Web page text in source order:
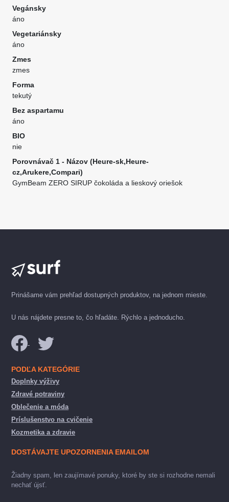
Vegánsky
áno
Vegetariánsky
áno
Zmes
zmes
Forma
tekutý
Bez aspartamu
áno
BIO
nie
Porovnávač 1 - Názov (Heure-sk,Heure-
cz,Arukere,Compari)
GymBeam ZERO SIRUP čokoláda a lieskový oriešok
Prinášame vám prehľad dostupných produktov, na jednom mieste.
U nás nájdete presne to, čo hľadáte. Rýchlo a jednoducho.
PODĽA KATEGÓRIE
Doplnky výživy
Zdravé potraviny
Oblečenie a móda
Príslušenstvo na cvičenie
Kozmetika a zdravie
DOSTÁVAJTE UPOZORNENIA EMAILOM
Žiadny spam, len zaujímavé ponuky, ktoré by ste si rozhodne nemali
nechať újsť.